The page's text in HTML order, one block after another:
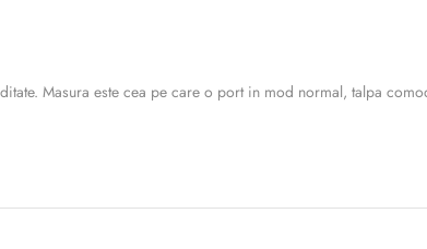
Masura este cea pe care o port in mod normal, talpa